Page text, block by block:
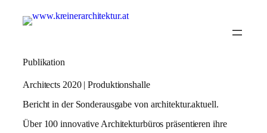
Publikation
Architects 2020 | Produktionshalle
Bericht in der Sonderausgabe von architektur.aktuell.
Über 100 innovative Architekturbüros präsentieren ihre